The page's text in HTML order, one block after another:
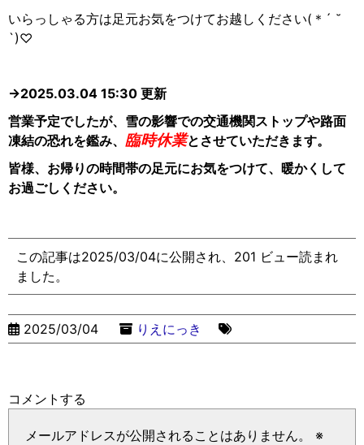
いらっしゃる方は足元お気をつけてお越しください( ＊ ´ ˘
`)♡
→2025.03.04 15:30 更新
営業予定でしたが、雪の影響での交通機関ストップや路面
凍結の恐れを鑑み、 臨時休業とさせていただきます。
皆様、お帰りの時間帯の足元にお気をつけて、暖かくして
お過ごしください。
この記事は2025/03/04に公開され、201 ビュー読まれ
ました。
2025/03/04 りえにっき
コメントする
メールアドレスが公開されることはありません。
※